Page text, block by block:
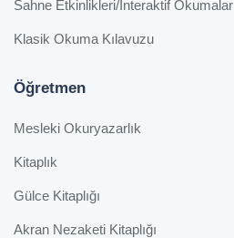
Sahne Etkinlikleri/İnteraktif Okumalar
Klasik Okuma Kılavuzu
Öğretmen
Mesleki Okuryazarlık
Kitaplık
Gülce Kitaplığı
Akran Nezaketi Kitaplığı